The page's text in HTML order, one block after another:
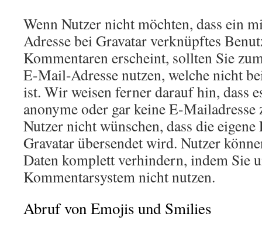
Wenn Nutzer nicht möchten, dass ein
Adresse bei Gravatar verknüpftes
Kommentaren erscheint, sollten Sie
E-Mail-Adresse nutzen, welche nicht
ist. Wir weisen ferner darauf hin, dass
anonyme oder gar keine E-
Nutzer nicht wünschen, dass die
Gravatar übersendet wird. Nutzer
Daten komplett verhindern, indem Sie
Kommentarsystem nicht nutzen.
Abruf von Emojis und Smilies